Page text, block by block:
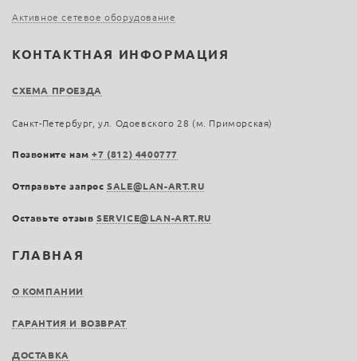
ГЛАВНАЯ
О КОМПАНИИ
ГАРАНТИЯ И ВОЗВРАТ
ДОСТАВКА
Активное сетевое оборудование
КОНТАКТНАЯ ИНФОРМАЦИЯ
СХЕМА ПРОЕЗДА
Санкт-Петербург, ул. Одоевского 28 (м. Приморская)
Позвоните нам+7 (812) 4400777
Отправьте запросSALE@LAN-ART.RU
Оставьте отзыв SERVICE@LAN-ART.RU